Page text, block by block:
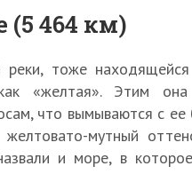
(5 464 км)
реки, тоже
«желтая». Этим
что вымываются с ее
мутный
и море, в